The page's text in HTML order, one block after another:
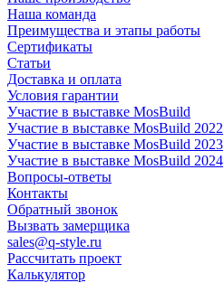
Наша команда
Преимущества и этапы работы
Сертификаты
Статьи
Доставка и оплата
Условия гарантии
Участие в выставке MosBuild
Участие в выставке MosBuild 2022
Участие в выставке MosBuild 2023
Участие в выставке MosBuild 2024
Вопросы-ответы
Контакты
Обратный звонок
Вызвать замерщика
sales@q-style.ru
Рассчитать проект
Калькулятор